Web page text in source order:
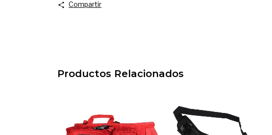
Compartir
Productos Relacionados